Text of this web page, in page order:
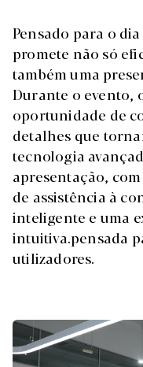
Pensado para o
promete não só
também uma
Durante o evento,
oportunidade de
detalhes que
tecnologia
apresentação,
de assistência à
inteligente e uma
intuitiva.pensada
utilizadores.